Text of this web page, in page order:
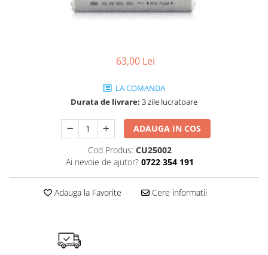
63,00 Lei
LA COMANDA
Durata de livrare: 3 zile lucratoare
ADAUGA IN COS
Cod Produs: CU25002
Ai nevoie de ajutor? 0722 354 191
Adauga la Favorite Cere informatii